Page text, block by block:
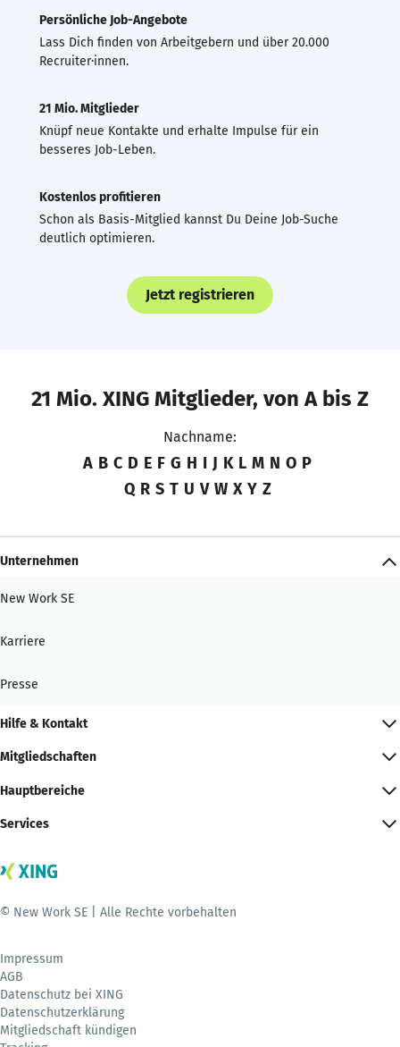
Persönliche Job-Angebote
Lass Dich finden von Arbeitgebern und über 20.000
Recruiter·innen.
21 Mio. Mitglieder
Knüpf neue Kontakte und erhalte Impulse für ein
besseres Job-Leben.
Kostenlos profitieren
Schon als Basis-Mitglied kannst Du Deine Job-Suche
deutlich optimieren.
Jetzt registrieren
21 Mio. XING Mitglieder, von A bis Z
Nachname:
A B C D E F G H I J K L M N O P
Q R S T U V W X Y Z
Unternehmen
New Work SE
Karriere
Presse
Hilfe & Kontakt
Mitgliedschaften
Hauptbereiche
Services
© New Work SE | Alle Rechte vorbehalten
Impressum
AGB
Datenschutz bei XING
Datenschutzerklärung
Mitgliedschaft kündigen